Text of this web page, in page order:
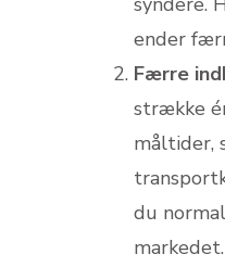
ender
Færre
strække
måltider,
du
markedet.